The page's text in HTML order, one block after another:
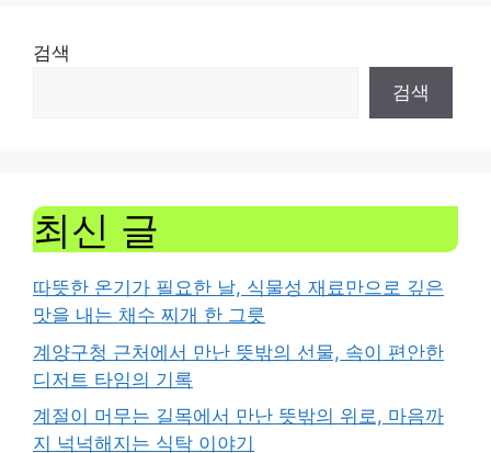
검색
검색
최신 글
따뜻한 온기가 필요한 날, 식물성 재료만으로 깊은
맛을 내는 채수 찌개 한 그릇
계양구청 근처에서 만난 뜻밖의 선물, 속이 편안한
디저트 타임의 기록
계절이 머무는 길목에서 만난 뜻밖의 위로, 마음까
지 넉넉해지는 식탁 이야기